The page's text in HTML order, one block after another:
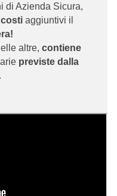
di SINALF
Formazione)
nazionale e firmataria
Industriali)
industriali,
di Azienda Sicura,
aggiuntivi il
altre, contiene
previste dalla